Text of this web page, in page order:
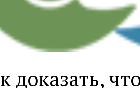
доказать,